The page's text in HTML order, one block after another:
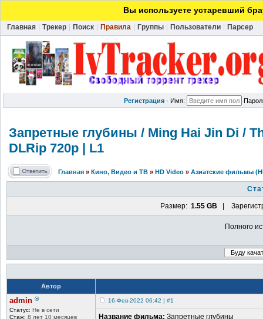
Вы используете устаревший
Главная Трекер Поиск Правила Группы Пользователи Парсер
Регистрация · Имя:
Запретные глубины / Ming Hai Jin Di /
DLRip 720p | L1
Главная » Кино, Видео и ТВ » HD Video » Азиатские фильмы
Размер: 1.55 GB |
Полного
Автор
admin ®
Статус: Не в сети
Стаж: 8 лет 10 месяцев
16-Фев-2022 06:42 | #1
Название фильма: Запретные глубины